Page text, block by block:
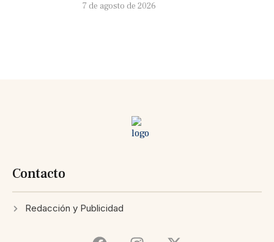
7 de agosto de 2026
Contacto
Redacción y Publicidad